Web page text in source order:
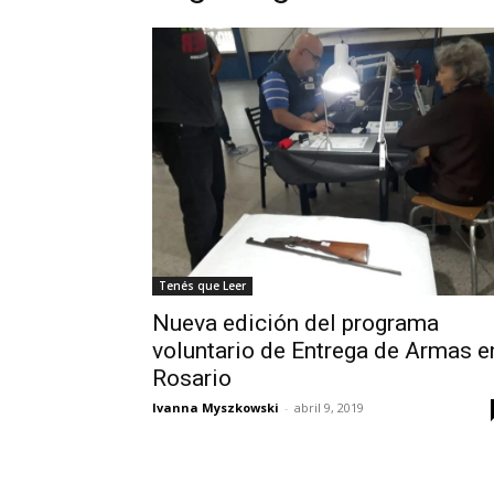
Tenés que Leer
Nueva edición del programa
voluntario de Entrega de Armas
Rosario
Ivanna Myszkowski - abril 9, 2019